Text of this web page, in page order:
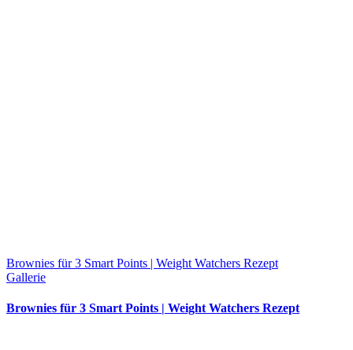
Brownies für 3 Smart Points | Weight Watchers Rezept
Gallerie
Brownies für 3 Smart Points | Weight Watchers Rezept